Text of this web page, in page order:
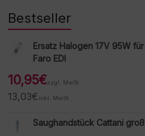
Bestseller
Ersatz Halogen 17V 95W für
Faro EDI
10,95€zzgl. MwSt.
13,03€ inkl. MwSt.
Saughandstück Cattani groß